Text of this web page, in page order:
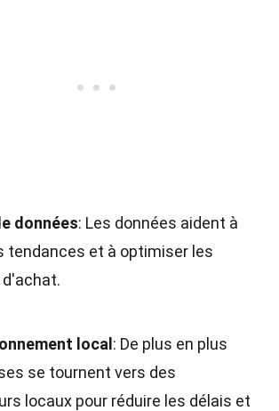
données: Les données aident à
tendances et à optimiser les
local : De plus en plus
se tournent vers des
locaux pour réduire les délais et